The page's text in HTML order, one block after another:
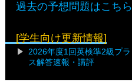
過去の予想問題はこちら
[学生向け更新情報]
2026年度1回英検準2級プラ
ス解答速報・講評